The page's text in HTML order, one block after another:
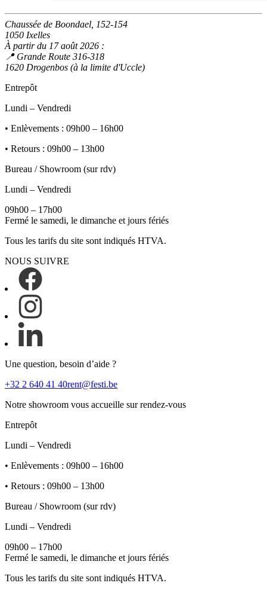
Chaussée de Boondael, 152-154
1050 Ixelles
À partir du 17 août 2026 :
📍 Grande Route 316-318
1620 Drogenbos (à la limite d'Uccle)
Entrepôt
Lundi – Vendredi
• Enlèvements : 09h00 – 16h00
• Retours : 09h00 – 13h00
Bureau / Showroom (sur rdv)
Lundi – Vendredi
09h00 – 17h00
Fermé le samedi, le dimanche et jours fériés
Tous les tarifs du site sont indiqués HTVA.
NOUS SUIVRE
Une question, besoin d’aide ?
+32 2 640 41 40rent@festi.be
Notre showroom vous accueille sur rendez-vous
Entrepôt
Lundi – Vendredi
• Enlèvements : 09h00 – 16h00
• Retours : 09h00 – 13h00
Bureau / Showroom (sur rdv)
Lundi – Vendredi
09h00 – 17h00
Fermé le samedi, le dimanche et jours fériés
Tous les tarifs du site sont indiqués HTVA.